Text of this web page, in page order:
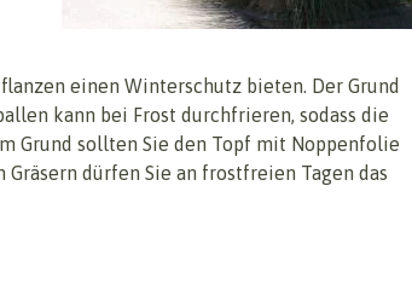
einen Winterschutz bieten. Der Grund
kann bei Frost durchfrieren, sodass die
Grund sollten Sie den Topf mit Noppenfolie
dürfen Sie an frostfreien Tagen das